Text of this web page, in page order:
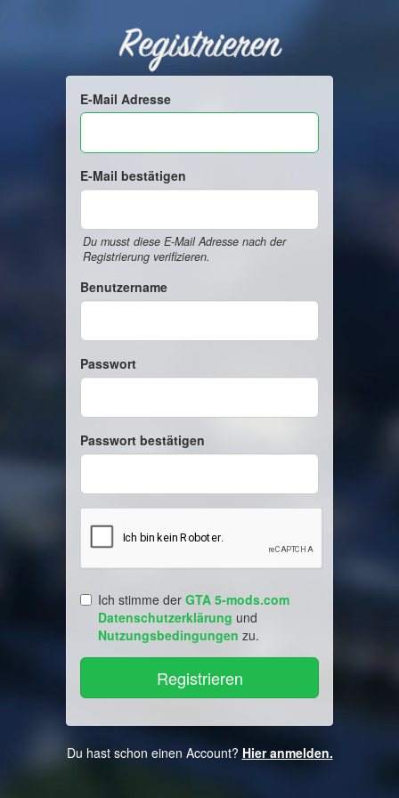
Registrieren
E-Mail Adresse
E-Mail bestätigen
Du musst diese E-Mail Adresse nach der
Registrierung verifizieren.
Benutzername
Passwort
Passwort bestätigen
Ich stimme der GTA 5-mods.com
Datenschutzerklärung und
Nutzungsbedingungen zu.
Du hast schon einen Account? Hier anmelden.